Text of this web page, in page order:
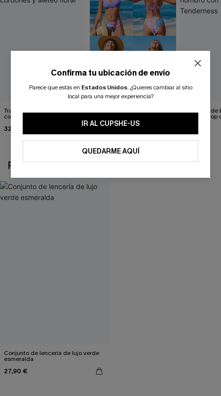
Traje de baño de una pieza
con espalda con cordones y
32,00 €
de talle medio Escaping
26,00 €29,00 €
Conjunto
hipster y
REVISAR RECIENTEMENTE
Conjunto de lencería de lujo verde
esmeralda
27,90 €
Confirma tu ubicación de envío
Parece que estás en Estados Unidos. ¿Quieres cambiar al sitio
local para una mejor experiencia?
IR AL CUPSHE-US
QUEDARME AQUÍ